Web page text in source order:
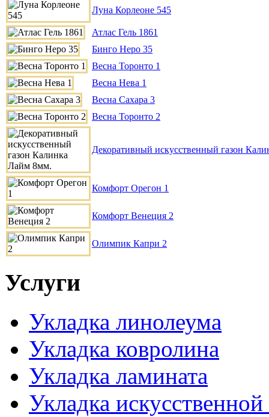
Луна Корлеоне 545
Атлас Гель 1861
Бинго Неро 35
Весна Торонто 1
Весна Нева 1
Весна Сахара 3
Весна Торонто 2
Декоративный искусственный газон
Комфорт Орегон 1
Комфорт Венеция 2
Олимпик Капри 2
Услуги
Укладка линолеума
Укладка ковролина
Укладка ламината
Укладка